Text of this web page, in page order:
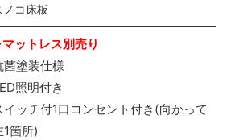
ノコ床板
ットレス別売り
菌塗装仕様
照明付き
イッチ付1口コンセント付き(向かって
1箇所)